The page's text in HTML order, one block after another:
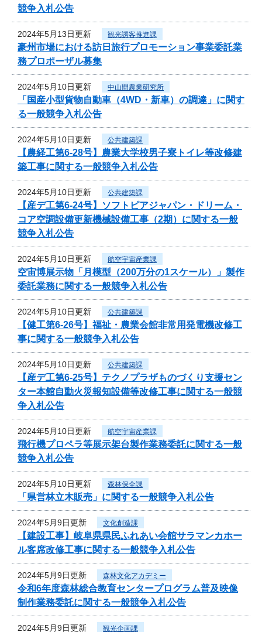
競争入札公告
2024年5月13日更新 観光誘客推進課
豪州市場における訪日旅行プロモーション事業委託業
務プロポーザル募集
2024年5月10日更新 中山間農業研究所
「国産小型貨物自動車（4WD・新車）の調達」に関す
る一般競争入札公告
2024年5月10日更新 公共建築課
【農経工第6-28号】農業大学校男子寮トイレ等改修建
築工事に関する一般競争入札公告
2024年5月10日更新 公共建築課
【産デ工第6-24号】ソフトピアジャパン・ドリーム・
コア空調設備更新機械設備工事（2期）に関する一般
競争入札公告
2024年5月10日更新 航空宇宙産業課
空宙博展示物「月模型（200万分の1スケール）」製作
委託業務に関する一般競争入札公告
2024年5月10日更新 公共建築課
【健工第6-26号】福祉・農業会館非常用発電機改修工
事に関する一般競争入札公告
2024年5月10日更新 公共建築課
【産デ工第6-25号】テクノプラザものづくり支援セン
ター本館自動火災報知設備等改修工事に関する一般競
争入札公告
2024年5月10日更新 航空宇宙産業課
飛行機プロペラ等展示架台製作業務委託に関する一般
競争入札公告
2024年5月10日更新 森林保全課
「県営林立木販売」に関する一般競争入札公告
2024年5月9日更新 文化創造課
【建設工事】岐阜県県民ふれあい会館サラマンカホー
ル客席改修工事に関する一般競争入札公告
2024年5月9日更新 森林文化アカデミー
令和6年度森林総合教育センタープログラム普及映像
制作業務委託に関する一般競争入札公告
2024年5月9日更新 観光企画課